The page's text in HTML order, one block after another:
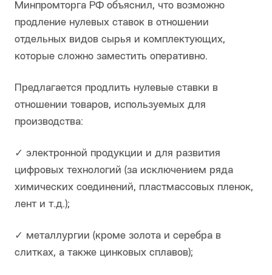
Минпромторга РФ объяснил, что возможно
продление нулевых ставок в отношении
отдельных видов сырья и комплектующих,
которые сложно заместить оперативно.
Предлагается продлить нулевые ставки в
отношении товаров, используемых для
производства:
✓ электронной продукции и для развития
цифровых технологий (за исключением ряда
химических соединений, пластмассовых пленок,
лент и т.д.);
✓ металлургии (кроме золота и серебра в
слитках, а также цинковых сплавов);